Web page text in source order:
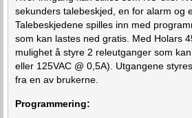
sekunders talebeskjed, en for alarm og
Talebeskjedene spilles inn med
som kan lastes ned gratis. Med Holars
mulighet å styre 2 releutganger som
eller 125VAC @ 0,5A). Utgangene
fra en av brukerne.
Programmering: